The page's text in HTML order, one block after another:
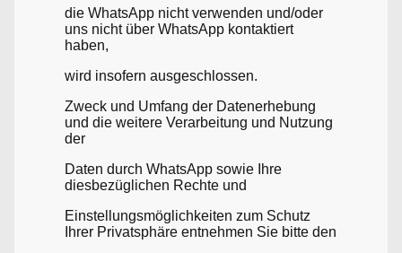
die WhatsApp nicht verwenden und/oder
uns nicht über WhatsApp kontaktiert
haben,
wird insofern ausgeschlossen.
Zweck und Umfang der Datenerhebung
und die weitere Verarbeitung und Nutzung
der
Daten durch WhatsApp sowie Ihre
diesbezüglichen Rechte und
Einstellungsmöglichkeiten zum Schutz
Ihrer Privatsphäre entnehmen Sie bitte den